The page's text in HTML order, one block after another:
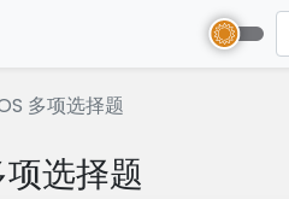
多项选择题
选择题